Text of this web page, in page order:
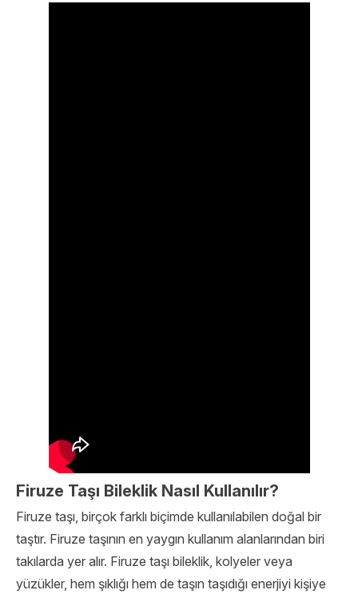
Firuze Taşı Bileklik Nasıl Kullanılır?
Firuze taşı, birçok farklı biçimde kullanılabilen doğal bir
taştır. Firuze taşının en yaygın kullanım alanlarından biri
takılarda yer alır. Firuze taşı bileklik, kolyeler veya
yüzükler, hem şıklığı hem de taşın taşıdığı enerjiyi kişiye